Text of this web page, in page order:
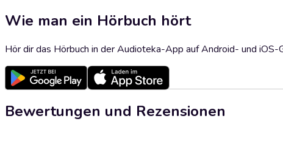
Wie man ein Hörbuch hört
Hör dir das Hörbuch in der Audioteka-App auf Android- und iOS-
Bewertungen und Rezensionen